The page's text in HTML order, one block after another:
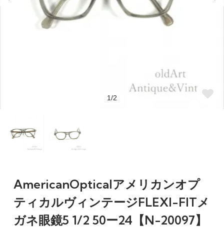
1/2
AmericanOpticalアメリカンオプ
ティカルヴィンテージFLEXI-FITメ
ガネ眼鏡5 1/2 50ー24【N-20097】